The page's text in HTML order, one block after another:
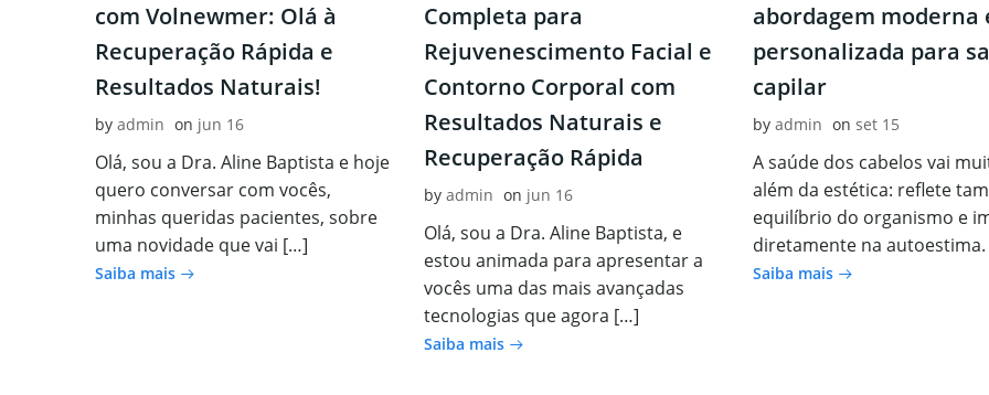
com Volnewmer: Olá à
Recuperação Rápida e
Resultados Naturais!
by admin on jun 16
Olá, sou a Dra. Aline Baptista e hoje
quero conversar com vocês,
minhas queridas pacientes, sobre
uma novidade que vai […]
Saiba mais
Completa para
Rejuvenescimento Facial e
Contorno Corporal com
Resultados Naturais e
Recuperação Rápida
by admin on jun 16
Olá, sou a Dra. Aline Baptista, e
estou animada para apresentar a
vocês uma das mais avançadas
tecnologias que agora […]
Saiba mais
abordagem moderna
personalizada para
capilar
by admin on set 15
A saúde dos cabelos vai
além da estética: reflete
equilíbrio do organismo e
diretamente na
Saiba mais